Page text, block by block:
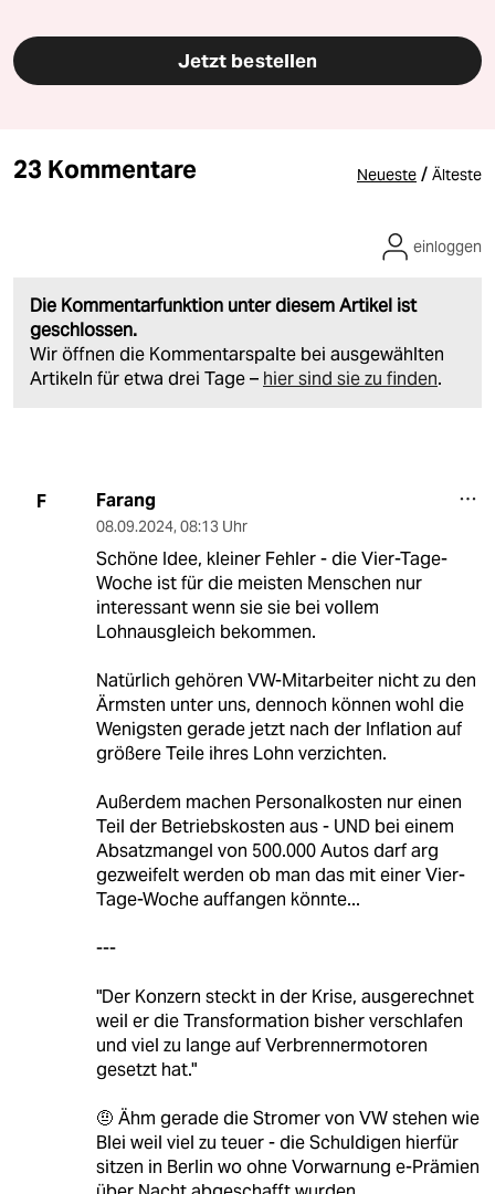
Jetzt bestellen
23 Kommentare Neueste / Älteste
Die Kommentarfunktion unter diesem Artikel ist
geschlossen.
Wir öffnen die Kommentarspalte bei ausgewählten
Artikeln für etwa drei Tage – hier sind sie zu finden.
einloggen
F Farang
08.09.2024, 08:13 Uhr
Schöne Idee, kleiner Fehler - die Vier-Tage-
Woche ist für die meisten Menschen nur
interessant wenn sie sie bei vollem
Lohnausgleich bekommen.
Natürlich gehören VW-Mitarbeiter nicht zu den
Ärmsten unter uns, dennoch können wohl die
Wenigsten gerade jetzt nach der Inflation auf
größere Teile ihres Lohn verzichten.
Außerdem machen Personalkosten nur einen
Teil der Betriebskosten aus - UND bei einem
Absatzmangel von 500.000 Autos darf arg
gezweifelt werden ob man das mit einer Vier-
Tage-Woche auffangen könnte...
---
"Der Konzern steckt in der Krise, ausgerechnet
weil er die Transformation bisher verschlafen
und viel zu lange auf Verbrennermotoren
gesetzt hat."
🤨 Ähm gerade die Stromer von VW stehen wie
Blei weil viel zu teuer - die Schuldigen hierfür
sitzen in Berlin wo ohne Vorwarnung e-Prämien